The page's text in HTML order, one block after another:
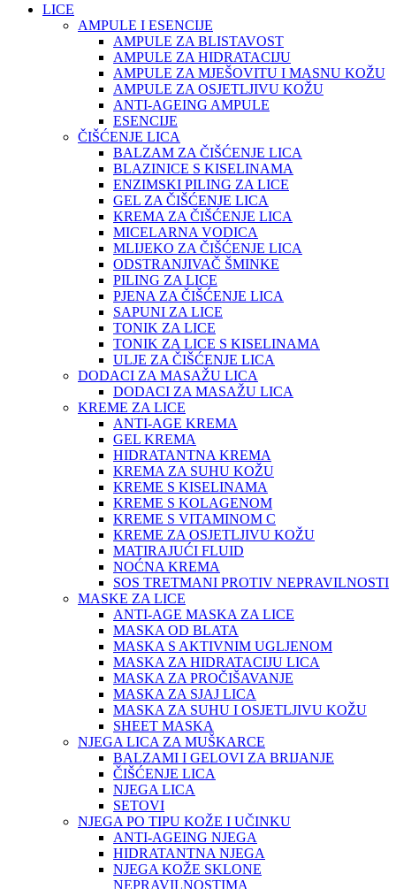
LICE
AMPULE I ESENCIJE
AMPULE ZA BLISTAVOST
AMPULE ZA HIDRATACIJU
AMPULE ZA MJEŠOVITU I MASNU KOŽU
AMPULE ZA OSJETLJIVU KOŽU
ANTI-AGEING AMPULE
ESENCIJE
ČIŠĆENJE LICA
BALZAM ZA ČIŠĆENJE LICA
BLAZINICE S KISELINAMA
ENZIMSKI PILING ZA LICE
GEL ZA ČIŠĆENJE LICA
KREMA ZA ČIŠĆENJE LICA
MICELARNA VODICA
MLIJEKO ZA ČIŠĆENJE LICA
ODSTRANJIVAČ ŠMINKE
PILING ZA LICE
PJENA ZA ČIŠĆENJE LICA
SAPUNI ZA LICE
TONIK ZA LICE
TONIK ZA LICE S KISELINAMA
ULJE ZA ČIŠĆENJE LICA
DODACI ZA MASAŽU LICA
DODACI ZA MASAŽU LICA
KREME ZA LICE
ANTI-AGE KREMA
GEL KREMA
HIDRATANTNA KREMA
KREMA ZA SUHU KOŽU
KREME S KISELINAMA
KREME S KOLAGENOM
KREME S VITAMINOM C
KREME ZA OSJETLJIVU KOŽU
MATIRAJUĆI FLUID
NOĆNA KREMA
SOS TRETMANI PROTIV NEPRAVILNOSTI
MASKE ZA LICE
ANTI-AGE MASKA ZA LICE
MASKA OD BLATA
MASKA S AKTIVNIM UGLJENOM
MASKA ZA HIDRATACIJU LICA
MASKA ZA PROČIŠAVANJE
MASKA ZA SJAJ LICA
MASKA ZA SUHU I OSJETLJIVU KOŽU
SHEET MASKA
NJEGA LICA ZA MUŠKARCE
BALZAMI I GELOVI ZA BRIJANJE
ČIŠĆENJE LICA
NJEGA LICA
SETOVI
NJEGA PO TIPU KOŽE I UČINKU
ANTI-AGEING NJEGA
HIDRATANTNA NJEGA
NJEGA KOŽE SKLONE
NEPRAVILNOSTIMA